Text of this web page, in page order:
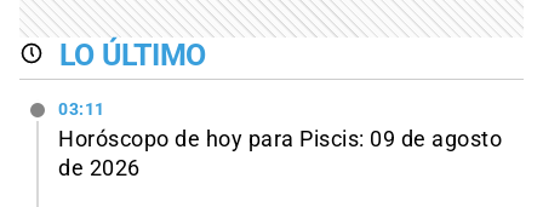
LO ÚLTIMO
03:11
Horóscopo de hoy para Piscis: 09 de agosto
de 2026